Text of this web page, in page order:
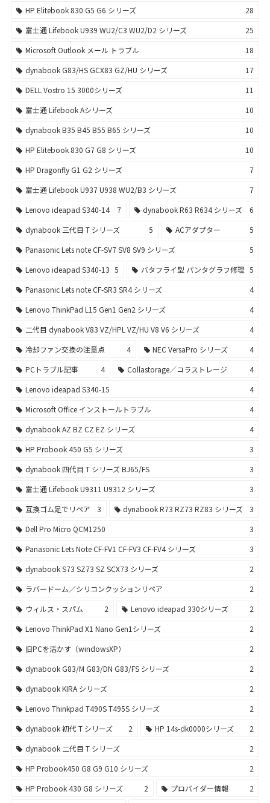
HP Elitebook 830 G5 G6 シリーズ
28
富士通 Lifebook U939 WU2/C3 WU2/D2 シリーズ
25
Microsoft Outlook メール トラブル
18
dynabook G83/HS GCX83 GZ/HU シリーズ
17
DELL Vostro 15 3000シリーズ
11
富士通 Lifebook Aシリーズ
10
dynabook B35 B45 B55 B65 シリーズ
10
HP Elitebook 830 G7 G8 シリーズ
10
HP Dragonfly G1 G2 シリーズ
7
富士通 Lifebook U937 U938 WU2/B3 シリーズ
7
Lenovo ideapad S340-14
7 dynabook R63 R634 シリーズ
6
dynabook 三代目 T シリーズ
5 ACアダプター
5
Panasonic Lets note CF-SV7 SV8 SV9 シリーズ
5
Lenovo ideapad S340-13 5 バタフライ型 パンタグラフ修理 5
Panasonic Lets note CF-SR3 SR4 シリーズ
4
Lenovo ThinkPad L15 Gen1 Gen2 シリーズ
4
二代目 dynabook V83 VZ/HPL VZ/HU V8 V6 シリーズ
4
冷却ファン交換の注意点
4 NEC VersaPro シリーズ
4
PCトラブル記事
4 Collastorage／コラストレージ
4
Lenovo ideapad S340-15
4
Microsoft Office インストールトラブル
4
dynabook AZ BZ CZ EZ シリーズ
4
HP Probook 450 G5 シリーズ
3
dynabook 四代目 T シリーズ BJ65/FS
3
富士通 Lifebook U9311 U9312 シリーズ
3
互換ゴム足でリペア
3 dynabook R73 RZ73 RZ83 シリーズ
3
Dell Pro Micro QCM1250
3
Panasonic Lets Note CF-FV1 CF-FV3 CF-FV4 シリーズ
3
dynabook S73 SZ73 SZ SCX73 シリーズ
2
ラバードーム／シリコンクッションリペア
2
ウィルス・スパム
2 Lenovo ideapad 330シリーズ
2
Lenovo ThinkPad X1 Nano Gen1シリーズ
2
旧PCを活かす（windowsXP）
2
dynabook G83/M G83/DN G83/FS シリーズ
2
dynabook KIRA シリーズ
2
Lenovo Thinkpad T490S T495S シリーズ
2
dynabook 初代 T シリーズ
2 HP 14s-dk0000シリーズ
2
dynabook 二代目 T シリーズ
2
HP Probook450 G8 G9 G10 シリーズ
2
HP Probook 430 G8 シリーズ
2 プロバイダー情報
2